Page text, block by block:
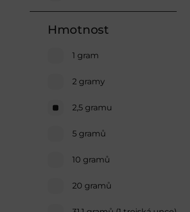
Hmotnost
1 gram
2 gramy
2,5 gramu
5 gramů
10 gramů
20 gramů